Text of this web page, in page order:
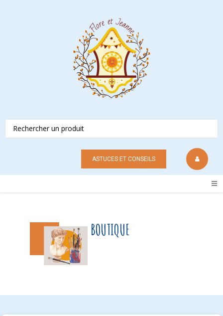
ASTUCES ET CONSEILS
BOUTIQUE